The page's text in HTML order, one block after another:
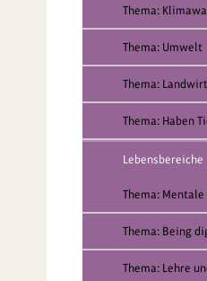
Thema:
Thema: Umwelt
Thema:
Thema: Haben
Lebensbereiche
Thema:
Thema: Being
Thema: Lehre